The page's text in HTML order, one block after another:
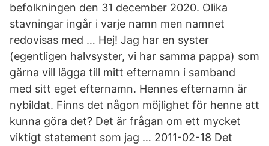
befolkningen den 31 december 2020. Olika
stavningar ingår i varje namn men namnet
redovisas med … Hej! Jag har en syster
(egentligen halvsyster, vi har samma pappa) som
gärna vill lägga till mitt efternamn i samband
med sitt eget efternamn. Hennes efternamn är
nybildat. Finns det någon möjlighet för henne att
kunna göra det? Det är frågan om ett mycket
viktigt statement som jag … 2011-02-18 Det